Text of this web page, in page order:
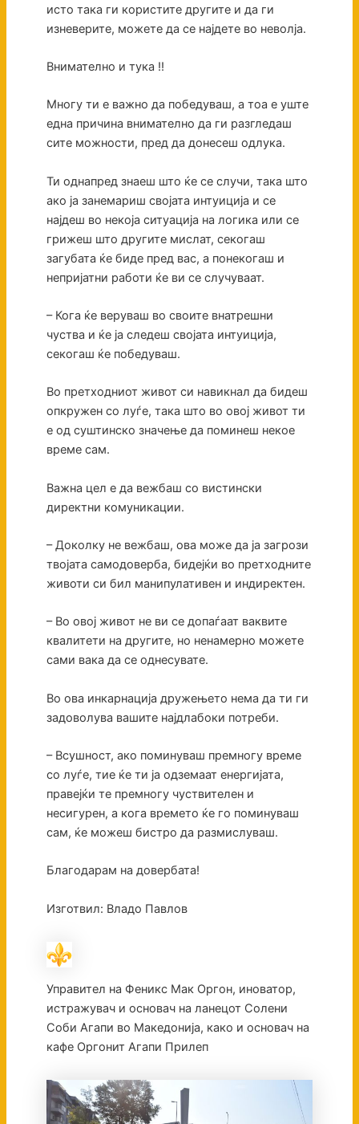
исто така ги користите другите и да ги
изневерите, можете да се најдете во неволја.
Внимателно и тука !!
Многу ти е важно да победуваш, а тоа е уште
една причина внимателно да ги разгледаш
сите можности, пред да донесеш одлука.
Ти однапред знаеш што ќе се случи, така што
ако ја занемариш својата интуиција и се
најдеш во некоја ситуација на логика или се
грижеш што другите мислат, секогаш
загубата ќе биде пред вас, а понекогаш и
непријатни работи ќе ви се случуваат.
– Кога ќе веруваш во своите внатрешни
чуства и ќе ја следеш својата интуиција,
секогаш ќе победуваш.
Во претходниот живот си навикнал да бидеш
опкружен со луѓе, така што во овој живот ти
е од суштинско значење да поминеш некое
време сам.
Важна цел е да вежбаш со вистински
директни комуникации.
– Доколку не вежбаш, ова може да ја загрози
твојата самодоверба, бидејќи во претходните
животи си бил манипулативен и индиректен.
– Во овој живот не ви се допаѓаат ваквите
квалитети на другите, но ненамерно можете
сами вака да се однесувате.
Во ова инкарнација дружењето нема да ти ги
задоволува вашите најдлабоки потреби.
– Всушност, ако поминуваш премногу време
со луѓе, тие ќе ти ја одземаат енергијата,
правејќи те премногу чуствителен и
несигурен, а кога времето ќе го поминуваш
сам, ќе можеш бистро да размислуваш.
Благодарам на довербата!
Изготвил: Владо Павлов
Управител на Феникс Мак Оргон, иноватор,
истражувач и основач на ланецот Солени
Соби Агапи во Македонија, како и основач на
кафе Оргонит Агапи Прилеп